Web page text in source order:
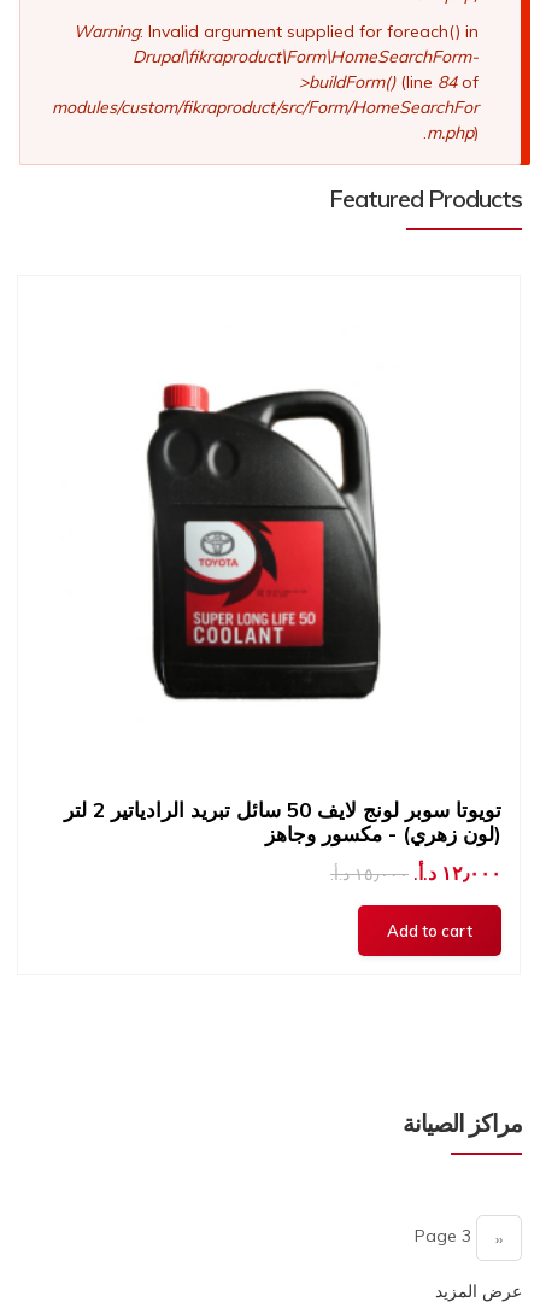
Warning: Invalid argument supplied for foreach() in
Drupal\fikraproduct\Form\HomeSearchForm-
>buildForm()(line84of
modules/custom/fikraproduct/src/Form/HomeSearchFor
m.php
Featured Products
تويوتا سوبر لونج لايف 50 سائل تبريد الرادياتير 2 لتر
(لون زهري) - مكسور وجاهز
١٥٫٠٠٠ د.أ.‏ ١٢٫٠٠٠ د.أ.‏
مراكز الصيانة
Pagination
Previous
page
Page 3
عرض المزيد